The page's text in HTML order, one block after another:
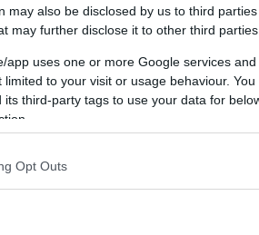
may also be disclosed by us to third
may further disclose it to other third parties.
app uses one or more Google services
to your visit or usage behaviour.
third-party tags to use your data for
Opt Outs